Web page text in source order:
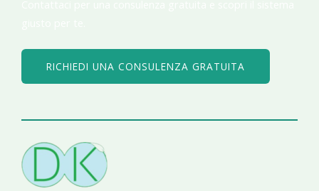
RICHIEDI UNA CONSULENZA GRATUITA